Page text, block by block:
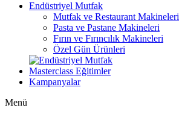
Endüstriyel Mutfak
Mutfak ve Restaurant Makineleri
Pasta ve Pastane Makineleri
Fırın ve Fırıncılık Makineleri
Özel Gün Ürünleri
Masterclass Eğitimler
Kampanyalar
Menü